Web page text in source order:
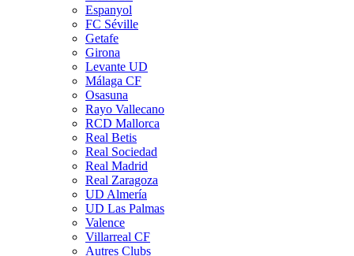
Espanyol
FC Séville
Getafe
Girona
Levante UD
Málaga CF
Osasuna
Rayo Vallecano
RCD Mallorca
Real Betis
Real Sociedad
Real Madrid
Real Zaragoza
UD Almería
UD Las Palmas
Valence
Villarreal CF
Autres Clubs